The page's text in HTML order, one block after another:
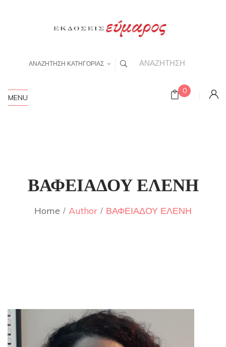
ΑΝΑΖΗΤΗΣΗ ΚΑΤΗΓΟΡΙΑΣ
0
MENU
ΒΑΦΕΙΑΔΟΥ ΕΛΕΝΗ
Home Author ΒΑΦΕΙΑΔΟΥ ΕΛΕΝΗ